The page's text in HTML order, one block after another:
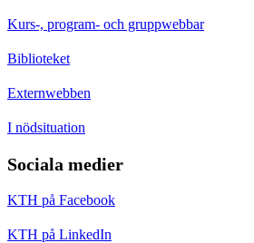
Kurs-, program- och gruppwebbar
Biblioteket
Externwebben
I nödsituation
Sociala medier
KTH på Facebook
KTH på LinkedIn